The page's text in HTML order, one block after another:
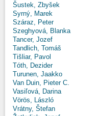
Šustek, Zbyšek
Syrný, Marek
Száraz, Peter
Szeghyová, Blanka
Tancer, Jozef
Tandlich, Tomáš
Tišliar, Pavol
Tóth, Dezider
Turunen, Jaakko
Van Duin, Pieter C.
Vasiľová, Darina
Vörös, László
Vrátny, Štefan